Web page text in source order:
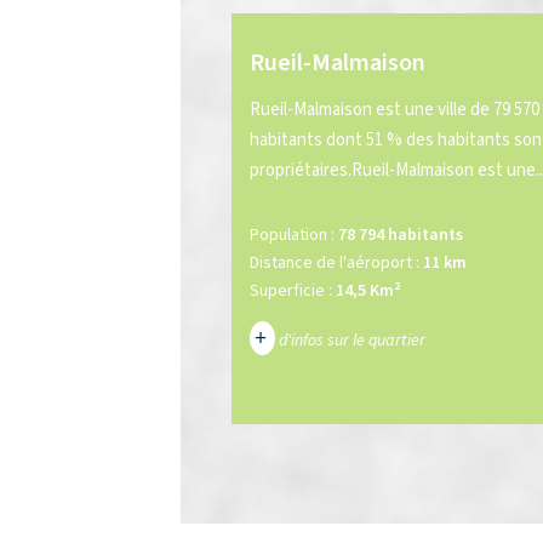
Rueil-Malmaison
Rueil-Malmaison est une ville de 79 570
habitants dont 51 % des habitants
propriétaires.Rueil-Malmaison est
Population : 78 794 habitants
Distance de l'aéroport : 11 km
Superficie : 14,5 Km²
+ d'infos sur le quartier